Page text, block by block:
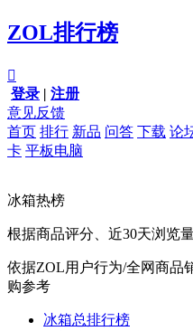
ZOL排行榜

登录 | 注册
意见反馈
首页 排行 新品 问答 下载 论
卡 平板电脑
冰箱热榜
根据商品评分、近30天浏览
依据ZOL用户行为/全网商品
购参考
冰箱总排行榜